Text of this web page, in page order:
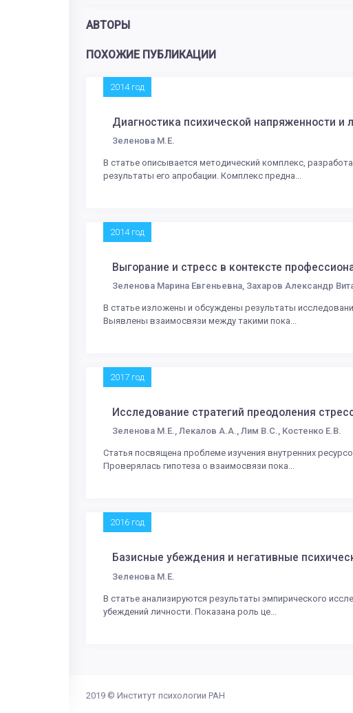
АВТОРЫ
ПОХОЖИЕ ПУБЛИКАЦИИ
2014 год
Диагностика психической напряженности и
Зеленова М.Е.
В статье описывается методический комплекс,
результаты его апробации. Комплекс предна...
2014 год
Выгорание и стресс в контексте
Зеленова Марина Евгеньевна, Захаров Александр
В статье изложены и обсуждены результаты
Выявлены взаимосвязи между такими пока...
2017 год
Исследование стратегий преодоления
Зеленова М.Е., Лекалов А.А., Лим В.С., Костенко Е.В.
Статья посвящена проблеме изучения внутренних
Проверялась гипотеза о взаимосвязи пока...
2016 год
Базисные убеждения и негативные
Зеленова М.Е.
В статье анализируются результаты эмпирического
убеждений личности. Показана роль це...
2019 © Институт психологии РАН